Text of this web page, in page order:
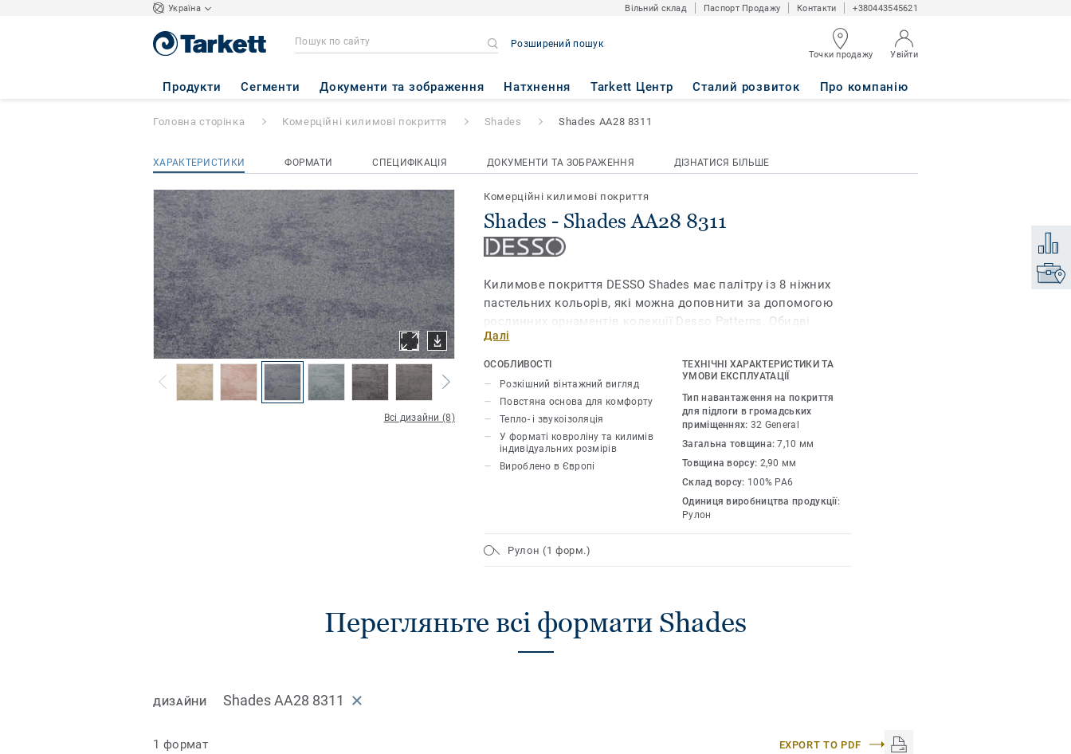
Україна Вільний склад Паспорт Продажу Контакти +380443545621
Розширений пошук
Точки продажу Увійти
Продукти Сегменти Документи та зображення Натхнення Tarkett Центр Сталий розвиток Про компанію
Shades - Shades AA28 8311
Головна сторінка Комерційні килимові покриття Shades Shades AA28 8311
ХАРАКТЕРИСТИКИ ФОРМАТИ СПЕЦИФІКАЦІЯ ДОКУМЕНТИ ТА ЗОБРАЖЕННЯ ДІЗНАТИСЯ БІЛЬШЕ
Всі дизайни (8)
Комерційні килимові покриття
Shades - Shades AA28 8311
Килимове покриття DESSO Shades має палітру із 8 ніжних
пастельних кольорів, які можна доповнити за допомогою
рослинних орнаментів колекції Desso Patterns. Обидві
колекції чудово впишуться в класичний або індустріальний
стиль інтер’єру. Покриття із серії DESSO Shades можна
замовити у форматі ковроліну або килима індивідуального
розміру.
Далі
ОСОБЛИВОСТІ
Розкішний вінтажний вигляд
Повстяна основа для комфорту
Тепло- і звукоізоляція
У форматі ковроліну та килимів
індивідуальних розмірів
Вироблено в Європі
ТЕХНІЧНІ ХАРАКТЕРИСТИКИ ТА
УМОВИ ЕКСПЛУАТАЦІЇ
Тип навантаження на покриття
для підлоги в громадських
приміщеннях: 32 General
Загальна товщина:7,10 мм
Товщина ворсу: 2,90 мм
Склад ворсу: 100% PA6
Одиниця виробництва продукції:
Рулон
Рулон (1 форм.)
Перегляньте всі формати Shades
ДИЗАЙНИ Shades AA28 8311
1 формат EXPORT TO PDF